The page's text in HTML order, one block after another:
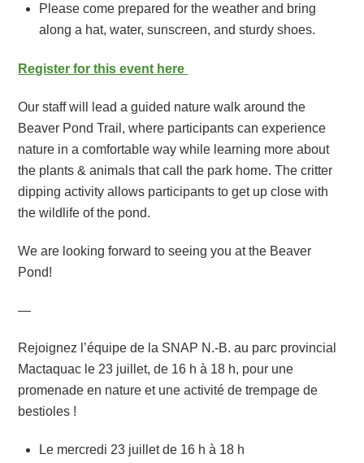
Please come prepared for the weather and bring
along a hat, water, sunscreen, and sturdy shoes.
Register for this event here
Our staff will lead a guided nature walk around the
Beaver Pond Trail, where participants can experience
nature in a comfortable way while learning more about
the plants & animals that call the park home. The critter
dipping activity allows participants to get up close with
the wildlife of the pond.
We are looking forward to seeing you at the Beaver
Pond!
—
Rejoignez l’équipe de la SNAP N.-B. au parc provincial
Mactaquac le 23 juillet, de 16 h à 18 h, pour une
promenade en nature et une activité de trempage de
bestioles !
Le mercredi 23 juillet de 16 h à 18 h